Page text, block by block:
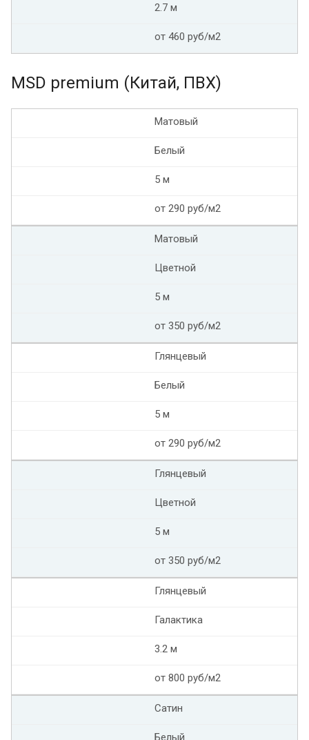
2.7 м
от 460 руб/м2
MSD premium (Китай, ПВХ)
Матовый
Белый
5 м
от 290 руб/м2
Матовый
Цветной
5 м
от 350 руб/м2
Глянцевый
Белый
5 м
от 290 руб/м2
Глянцевый
Цветной
5 м
от 350 руб/м2
Глянцевый
Галактика
3.2 м
от 800 руб/м2
Сатин
Белый